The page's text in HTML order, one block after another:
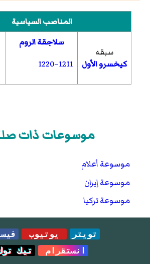
المناصب السياسية
سبقه
كيخسرو الأول
سلاجقة الروم
1211
–1220
موسوعات ذات
موسوعة أعلام
موسوعة إيران
موسوعة تركيا
تويتر يوتيوب
انستقرام
تيك